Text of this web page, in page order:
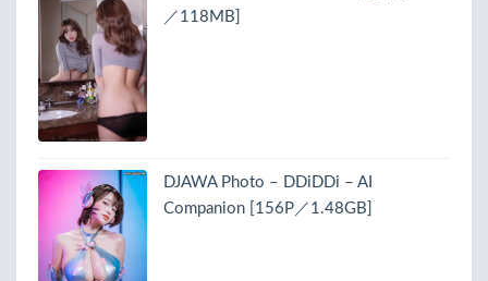
／118MB]
DJAWA Photo – DDiDDi – AI
Companion [156P／1.48GB]